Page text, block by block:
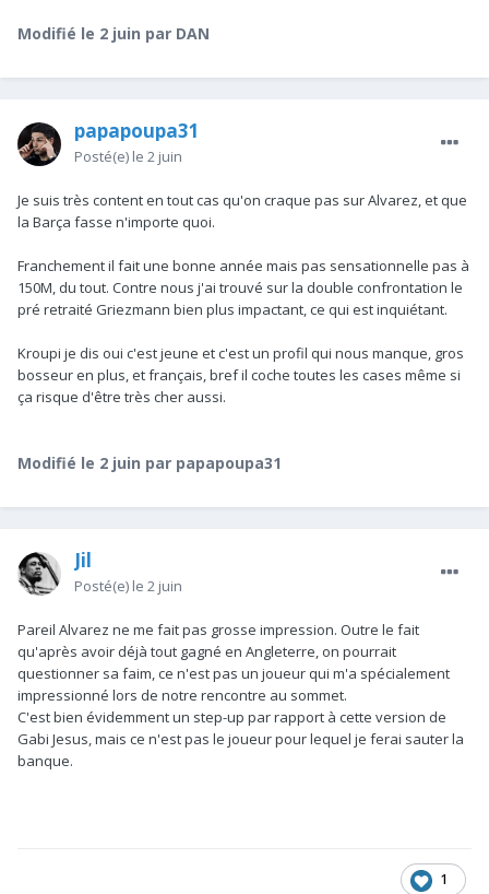
Modifié le 2 juin par DAN
papapoupa31
Posté(e) le 2 juin
Je suis très content en tout cas qu'on craque pas sur Alvarez, et que
la Barça fasse n'importe quoi.
Franchement il fait une bonne année mais pas sensationnelle pas à
150M, du tout. Contre nous j'ai trouvé sur la double confrontation le
pré retraité Griezmann bien plus impactant, ce qui est inquiétant.
Kroupi je dis oui c'est jeune et c'est un profil qui nous manque, gros
bosseur en plus, et français, bref il coche toutes les cases même si
ça risque d'être très cher aussi.
Modifié le 2 juin par papapoupa31
Jil
Posté(e) le 2 juin
Pareil Alvarez ne me fait pas grosse impression. Outre le fait
qu'après avoir déjà tout gagné en Angleterre, on pourrait
questionner sa faim, ce n'est pas un joueur qui m'a spécialement
impressionné lors de notre rencontre au sommet.
C'est bien évidemment un step-up par rapport à cette version de
Gabi Jesus, mais ce n'est pas le joueur pour lequel je ferai sauter la
banque.
1